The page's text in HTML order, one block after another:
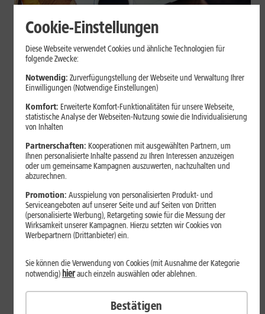
Internet zuhause
Browser-Erweiterungen sicher
nutzen: So erkennst Du
vertrauenswürdige Add-ons
Browser-Erweiterungen können praktisch sein, greifen aber je
nach Berechtigung tief in Deine Browserdaten ein. Der Beitrag
zeigt Dir, wie Du Add-ons vor der Installation prüfst und riskante
Erweiterungen erkennst.
Mehr erfahren
Cookie-Einstellungen
Diese Webseite verwendet Cookies und ähnliche Technologien für
folgende Zwecke:
Notwendig: Zurverfügungstellung der Webseite und Verwaltung Ihrer
Einwilligungen (Notwendige Einstellungen)
Komfort: Erweiterte Komfort-Funktionalitäten für unsere Webseite,
statistische Analyse der Webseiten-Nutzung sowie die Individualisierung
von Inhalten
Partnerschaften: Kooperationen mit ausgewählten Partnern, um
Ihnen personalisierte Inhalte passend zu Ihren Interessen anzuzeigen
oder um gemeinsame Kampagnen auszuwerten, nachzuhalten und
abzurechnen.
Promotion: Ausspielung von personalisierten Produkt- und
Serviceangeboten auf unserer Seite und auf Seiten von Dritten
(personalisierte Werbung), Retargeting sowie für die Messung der
Wirksamkeit unserer Kampagnen. Hierzu setzten wir Cookies von
Werbepartnern (Drittanbieter) ein.
Sie können die Verwendung von Cookies (mit Ausnahme der Kategorie
notwendig) hierauch einzeln auswählen oder ablehnen.
Bestätigen